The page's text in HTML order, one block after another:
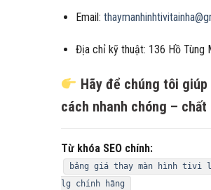
Email:
Địa chỉ kỹ thuật: 136 Hồ Tùng
Hãy để chúng tôi
cách nhanh chóng –
Từ khóa SEO chính:
bảng giá thay màn hình tivi
lg chính hãng